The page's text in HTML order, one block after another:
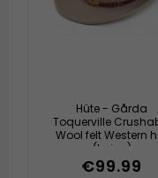
Hüte - Gårda
Toquerville
Wool felt Western
(beige)
€99.99